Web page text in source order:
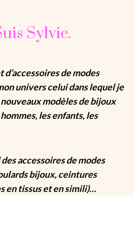
Sylvie.
de modes
univers celui dans lequel je
modèles de bijoux
les enfants, les
accessoires de modes
bijoux, ceintures
en tissus et en simili)…